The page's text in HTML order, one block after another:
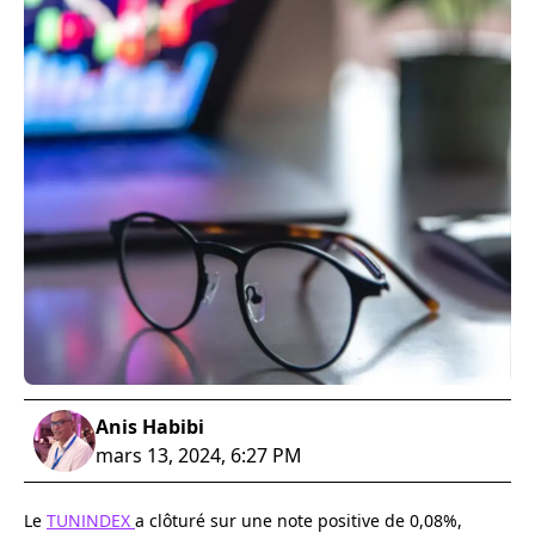
Anis Habibi
mars 13, 2024, 6:27 PM
Le TUNINDEX a clôturé sur une note positive de 0,08%,